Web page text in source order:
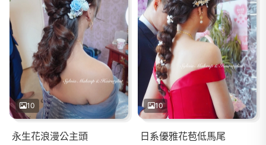
10
永生花浪漫公主頭
10
日系優雅花苞低馬尾